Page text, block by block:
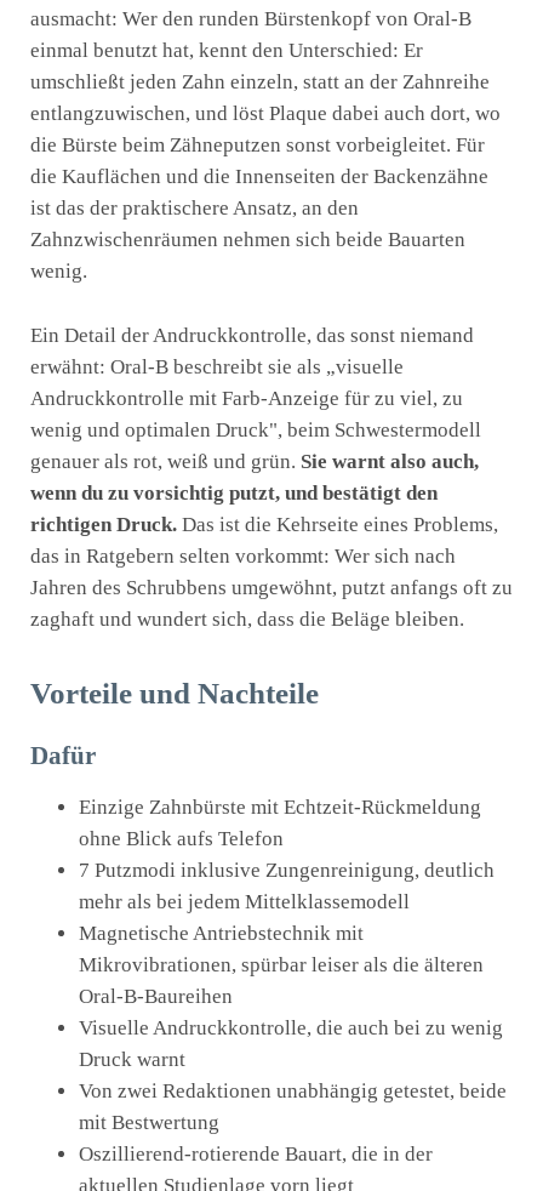
ausmacht: Wer den runden Bürstenkopf von Oral-B
einmal benutzt hat, kennt den Unterschied: Er
umschließt jeden Zahn einzeln, statt an der Zahnreihe
entlangzuwischen, und löst Plaque dabei auch dort, wo
die Bürste beim Zähneputzen sonst vorbeigleitet. Für
die Kauflächen und die Innenseiten der Backenzähne
ist das der praktischere Ansatz, an den
Zahnzwischenräumen nehmen sich beide Bauarten
wenig.
Ein Detail der Andruckkontrolle, das sonst niemand
erwähnt: Oral-B beschreibt sie als „visuelle
Andruckkontrolle mit Farb-Anzeige für zu viel, zu
wenig und optimalen Druck", beim Schwestermodell
genauer als rot, weiß und grün. Sie warnt also auch,
wenn du zu vorsichtig putzt, und bestätigt den
richtigen Druck. Das ist die Kehrseite eines Problems,
das in Ratgebern selten vorkommt: Wer sich nach
Jahren des Schrubbens umgewöhnt, putzt anfangs oft zu
zaghaft und wundert sich, dass die Beläge bleiben.
Vorteile und Nachteile
Dafür
Einzige Zahnbürste mit Echtzeit-Rückmeldung
ohne Blick aufs Telefon
7 Putzmodi inklusive Zungenreinigung, deutlich
mehr als bei jedem Mittelklassemodell
Magnetische Antriebstechnik mit
Mikrovibrationen, spürbar leiser als die älteren
Oral-B-Baureihen
Visuelle Andruckkontrolle, die auch bei zu wenig
Druck warnt
Von zwei Redaktionen unabhängig getestet, beide
mit Bestwertung
Oszillierend-rotierende Bauart, die in der
aktuellen Studienlage vorn liegt